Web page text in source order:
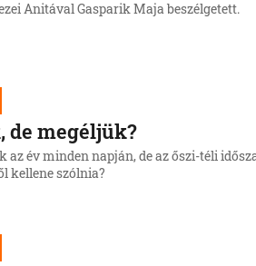
Anitával Gasparik Maja beszélgetett.
de megéljük?
az év minden napján, de az őszi-téli
kellene szólnia?